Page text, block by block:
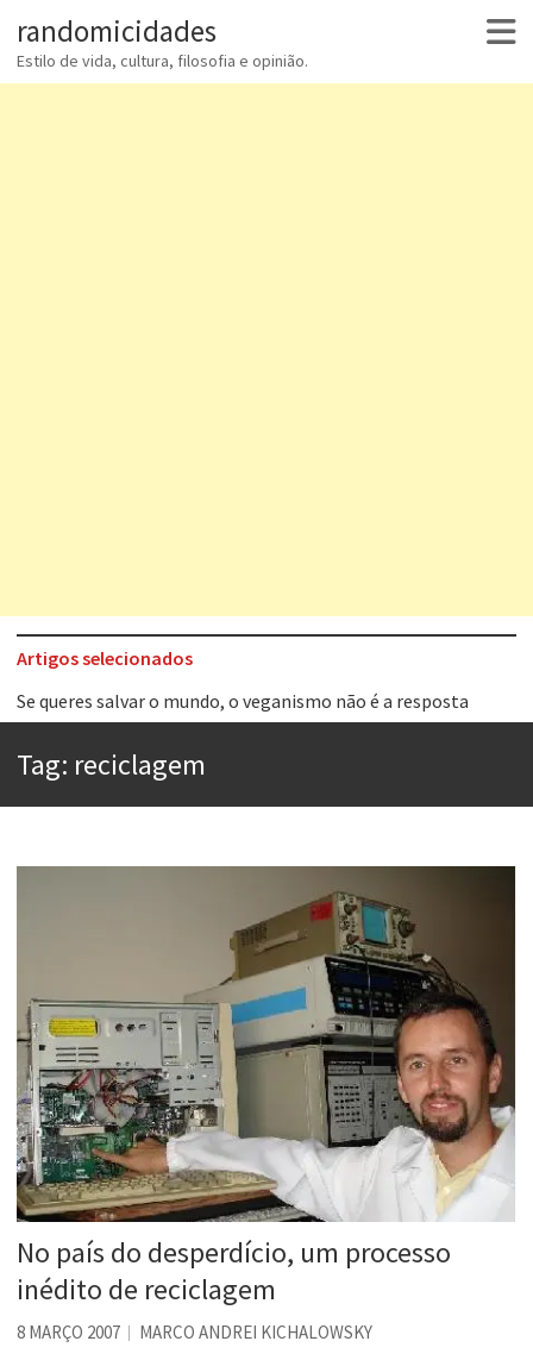
randomicidades
Estilo de vida, cultura, filosofia e opinião.
Artigos selecionados
Tem que filmar isso daí
Aprender a fracassar é o segredo do sucesso
Esse tal de Rock Gaúcho
Os causos de Jorge Luis Borges
Voto obrigatório é correto?
Se queres salvar o mundo, o veganismo não é a resposta
Tag: reciclagem
No país do desperdício, um processo
inédito de reciclagem
8 MARÇO 2007 MARCO ANDREI KICHALOWSKY